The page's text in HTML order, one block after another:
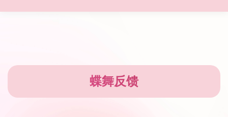
蝶舞反馈